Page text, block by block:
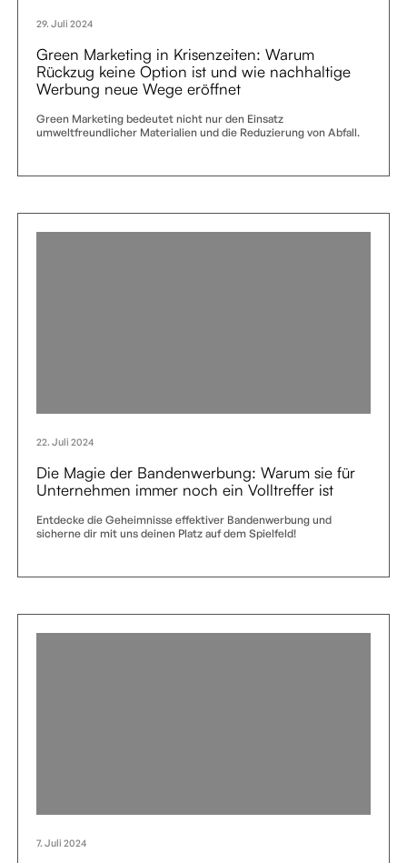
29. Juli 2024
Green Marketing in Krisenzeiten: Warum
Rückzug keine Option ist und wie nachhaltige
Werbung neue Wege eröffnet
Green Marketing bedeutet nicht nur den Einsatz
umweltfreundlicher Materialien und die Reduzierung von Abfall.
22. Juli 2024
Die Magie der Bandenwerbung: Warum sie für
Unternehmen immer noch ein Volltreffer ist
Entdecke die Geheimnisse effektiver Bandenwerbung und
sicherne dir mit uns deinen Platz auf dem Spielfeld!
7. Juli 2024